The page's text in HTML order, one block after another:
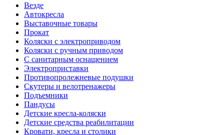
Везде
Автокресла
Выставочные товары
Прокат
Коляски с электроприводом
Коляски с ручным приводом
С санитарным оснащением
Электроприставки
Противопролежневые подушки
Скутеры и велотренажеры
Подъемники
Пандусы
Детские кресла-коляски
Детские средства реабилитации
Кровати, кресла и столики